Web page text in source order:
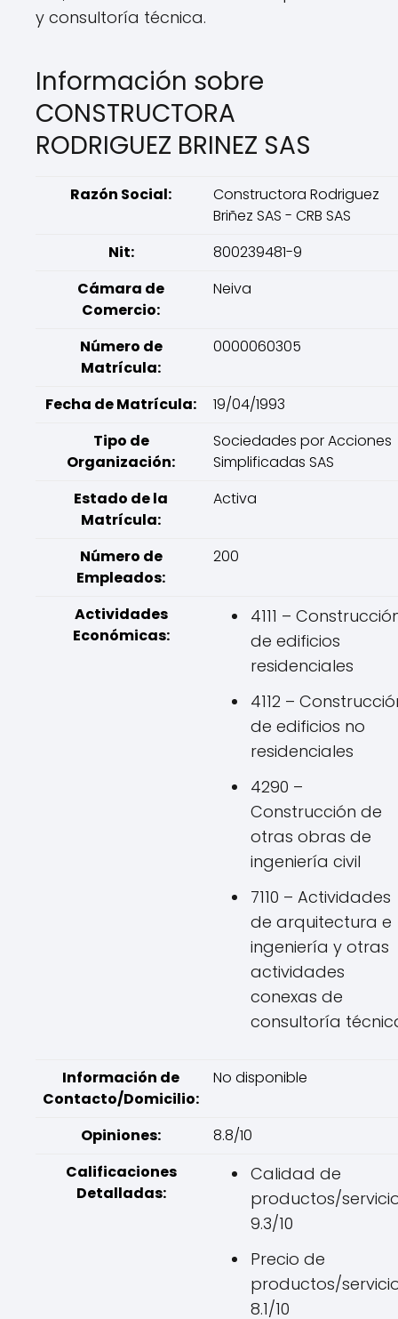
y consultoría técnica.
Información sobre
CONSTRUCTORA
RODRIGUEZ BRINEZ SAS
Razón Social:
Constructora Rodriguez
Briñez SAS - CRB SAS
Nit:
800239481-9
Cámara de
Comercio:
Neiva
Número de
Matrícula:
0000060305
Fecha de Matrícula:
19/04/1993
Tipo de
Organización:
Sociedades por Acciones
Simplificadas SAS
Estado de la
Matrícula:
Activa
Número de
Empleados:
200
Actividades
Económicas:
4111 –
de edificios
residenciales
4112 –
de edificios no
residenciales
4290 –
Construcción de
otras obras de
ingeniería civil
7110 – Actividades
de arquitectura e
ingeniería y otras
actividades
conexas de
consultoría
Información de
Contacto/Domicilio:
No disponible
Opiniones:
8.8/10
Calificaciones
Detalladas:
Calidad de
productos/
9.3/10
Precio de
productos/
8.1/10